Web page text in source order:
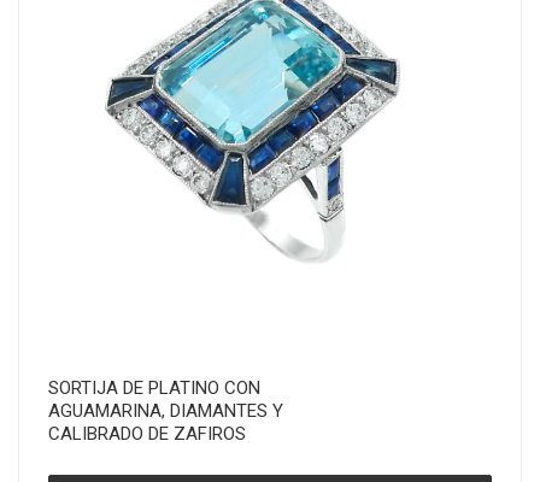
SORTIJA DE PLATINO CON
AGUAMARINA, DIAMANTES Y
CALIBRADO DE ZAFIROS